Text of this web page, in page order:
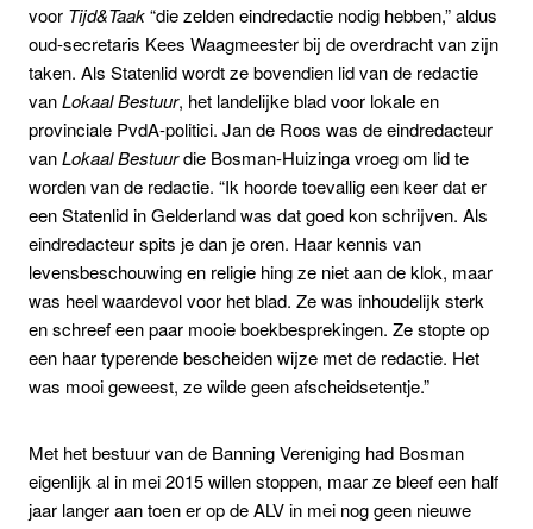
voor Tijd&Taak“die zelden eindredactie nodig hebben,” aldus
oud-secretaris Kees Waagmeester bij de overdracht van zijn
taken. Als Statenlid wordt ze bovendien lid van de redactie
vanLokaal Bestuur, het landelijke blad voor lokale en
provinciale PvdA-politici. Jan de Roos was de eindredacteur
vanLokaal Bestuurdie Bosman-Huizinga vroeg om lid te
worden van de redactie. “Ik hoorde toevallig een keer dat er
een Statenlid in Gelderland was dat goed kon schrijven. Als
eindredacteur spits je dan je oren. Haar kennis van
levensbeschouwing en religie hing ze niet aan de klok, maar
was heel waardevol voor het blad. Ze was inhoudelijk sterk
en schreef een paar mooie boekbesprekingen. Ze stopte op
een haar typerende bescheiden wijze met de redactie. Het
was mooi geweest, ze wilde geen afscheidsetentje.”
Met het bestuur van de Banning Vereniging had Bosman
eigenlijk al in mei 2015 willen stoppen, maar ze bleef een half
jaar langer aan toen er op de ALV in mei nog geen nieuwe